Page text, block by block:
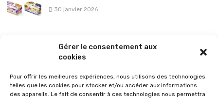
Gérer le consentement aux
cookies
Pour offrir les meilleures expériences, nous utilisons des technologies
telles que les cookies pour stocker et/ou accéder aux informations
des appareils. Le fait de consentir à ces technologies nous permettra
30 janvier 2026